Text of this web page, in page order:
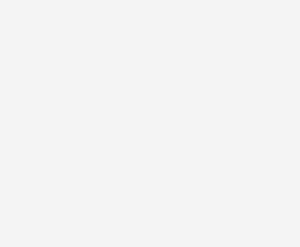
Handball-Bundesliga sowie auf
erhält der zukünftige HBL-
Rechte und die Möglichkeit zur Erstellung
Content. ■
fehlen oft Abnehmer